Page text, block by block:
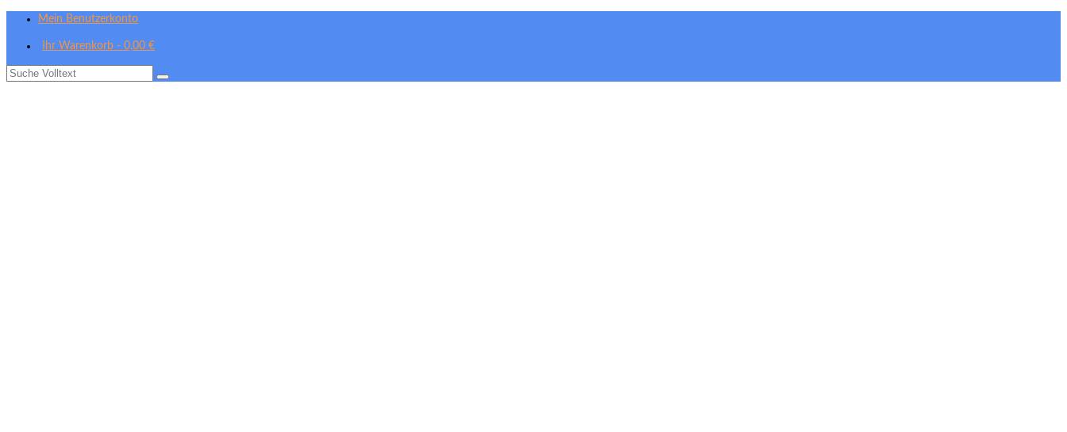
Mein Benutzerkonto
Ihr Warenkorb - 0,00 €
Suche